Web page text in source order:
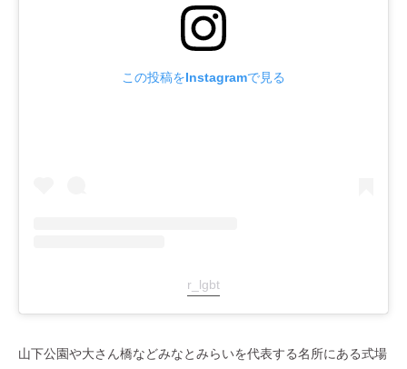
この投稿をInstagramで見る
r_lgbt
山下公園や大さん橋などみなとみらいを代表する名所にある式場